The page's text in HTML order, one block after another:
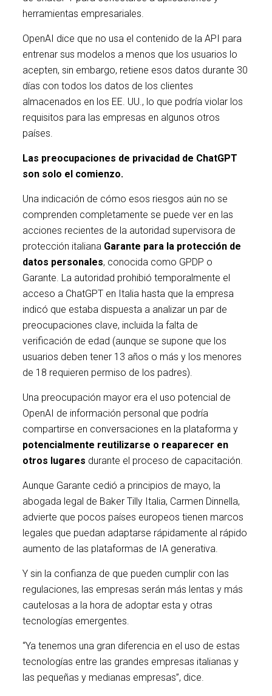
herramientas empresariales.
OpenAI dice que no usa el contenido de la API para
entrenar sus modelos a menos que los usuarios lo
acepten, sin embargo, retiene esos datos durante 30
días con todos los datos de los clientes
almacenados en los EE. UU., lo que podría violar los
requisitos para las empresas en algunos otros
países.
Las preocupaciones de privacidad de ChatGPT
son solo el comienzo.
Una indicación de cómo esos riesgos aún no se
comprenden completamente se puede ver en las
acciones recientes de la autoridad supervisora ​​de
protección italiana Garante para la protección de
datos personales, conocida como GPDP o
Garante. La autoridad prohibió temporalmente el
acceso a ChatGPT en Italia hasta que la empresa
indicó que estaba dispuesta a analizar un par de
preocupaciones clave, incluida la falta de
verificación de edad (aunque se supone que los
usuarios deben tener 13 años o más y los menores
de 18 requieren permiso de los padres).
Una preocupación mayor era el uso potencial de
OpenAI de información personal que podría
compartirse en conversaciones en la plataforma y
potencialmente reutilizarse o reaparecer en
otros lugares durante el proceso de capacitación.
Aunque Garante cedió a principios de mayo, la
abogada legal de Baker Tilly Italia, Carmen Dinnella,
advierte que pocos países europeos tienen marcos
legales que puedan adaptarse rápidamente al rápido
aumento de las plataformas de IA generativa.
Y sin la confianza de que pueden cumplir con las
regulaciones, las empresas serán más lentas y más
cautelosas a la hora de adoptar esta y otras
tecnologías emergentes.
“Ya tenemos una gran diferencia en el uso de estas
tecnologías entre las grandes empresas italianas y
las pequeñas y medianas empresas”, dice.